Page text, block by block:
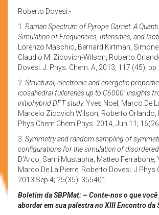
Roberto Dovesi:-
1. Raman Spectrum of Pyrope Garnet. A
Simulation of Frequencies, Intensities, and
Lorenzo Maschio, Bernard Kirtman,
Claudio M. Zicovich-Wilson, Roberto
Dovesi. J. Phys. Chem. A, 2013, 117 (45), pp
2. Structural, electronic and energetic
icosahedral fullerenes up to C6000: insights
initiohybrid DFT study. Yves Noel, Marco De
Marcelo Zicovich Wilson, Roberto Orlando,
Phys Chem Chem Phys. 2014, Jun 11;
3. Symmetry and random sampling of
configurations for the simulation of
D’Arco, Sami Mustapha, Matteo Ferrabone,
Marco De La Pierre, Roberto Dovesi. J Phys
2013 Sep 4; 25(35): 355401.
Boletim da SBPMat: – Conte-nos o que
abordar em sua palestra no XIII Encontro da